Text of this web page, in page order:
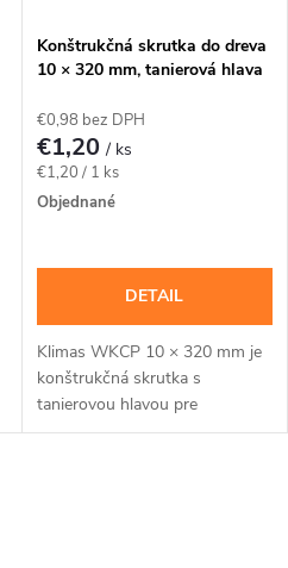
Konštrukčná skrutka do dreva
10 × 320 mm, tanierová hlava
€0,98 bez DPH
€1,20/ ks
Jednotková
cena:
€1,20 / 1 ks
Objednané
DETAIL
Klimas WKCP 10 × 320 mm je
konštrukčná skrutka s
tanierovou hlavou pre
masívnejšie drevené prvky a